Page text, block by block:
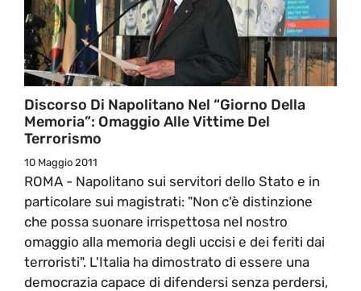
Discorso Di Napolitano Nel “Giorno Della
Memoria”: Omaggio Alle Vittime Del
Terrorismo
10 Maggio 2011
ROMA - Napolitano sui servitori dello Stato e in
particolare sui magistrati: "Non c'è distinzione
che possa suonare irrispettosa nel nostro
omaggio alla memoria degli uccisi e dei feriti dai
terroristi". L'Italia ha dimostrato di essere una
democrazia capace di difendersi senza perdersi,